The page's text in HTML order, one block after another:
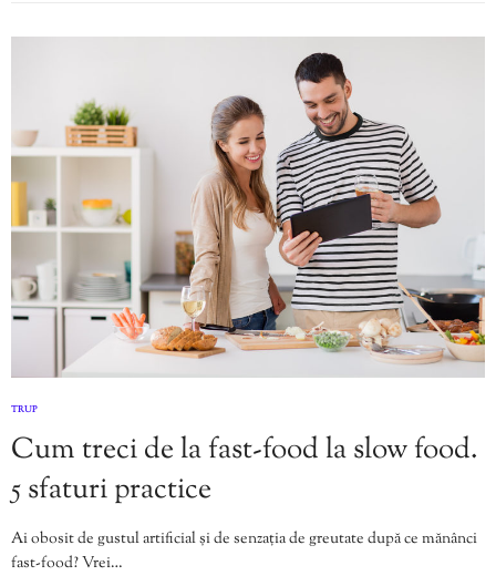
TRUP
Cum treci de la fast-food la slow food.
5 sfaturi practice
Ai obosit de gustul artificial și de senzația de greutate după ce mănânci
fast-food? Vrei…